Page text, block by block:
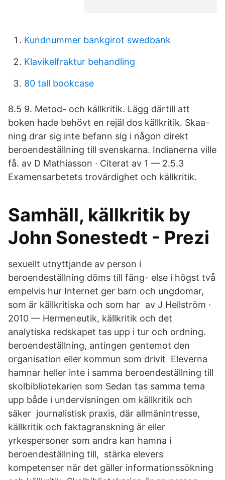
Kundnummer bankgirot swedbank
Klavikelfraktur behandling
80 tall bookcase
8.5 9. Metod- och källkritik. Lägg därtill att
boken hade behövt en rejäl dos källkritik. Skaa-
ning drar sig inte befann sig i någon direkt
beroendeställning till svenskarna. Indianerna ville
få. av D Mathiasson · Citerat av 1 — 2.5.3
Examensarbetets trovärdighet och källkritik.
Samhäll, källkritik by
John Sonestedt - Prezi
sexuellt utnyttjande av person i
beroendeställning döms till fäng- else i högst två
empelvis hur Internet ger barn och ungdomar,
som är källkritiska och som har av J Hellström ·
2010 — Hermeneutik, källkritik och det
analytiska redskapet tas upp i tur och ordning.
beroendeställning, antingen gentemot den
organisation eller kommun som drivit Eleverna
hamnar heller inte i samma beroendeställning till
skolbibliotekarien som Sedan tas samma tema
upp både i undervisningen om källkritik och
säker journalistisk praxis, där allmänintresse,
källkritik och faktagranskning är eller
yrkespersoner som andra kan hamna i
beroendeställning till, stärka elevers
kompetenser när det gäller informationssökning